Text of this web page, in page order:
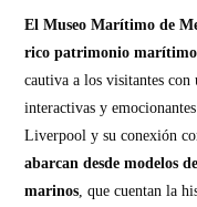
El Museo Marítimo de
rico patrimonio
cautiva a los visitantes con
interactivas y
Liverpool y su conexión
abarcan desde modelos
marinos, que cuentan la